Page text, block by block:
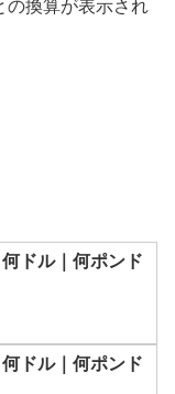
の換算が表示され
ドル｜何ポンド
ドル｜何ポンド